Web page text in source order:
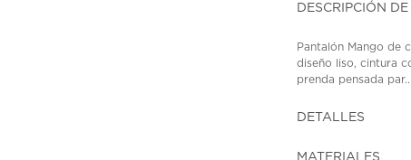
DESCRIPCIÓN
Pantalón Mango de
diseño liso, cintura
prenda pensada par...
DETALLES
MATERIALES